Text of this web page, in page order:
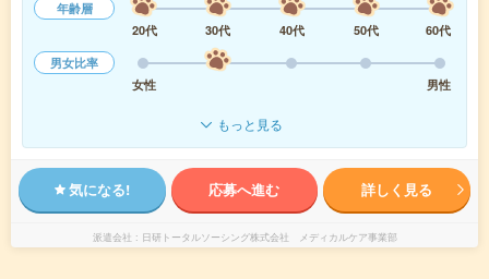
年齢層
20代
30代 40代 50代
60代
男女比率
女性
男性
もっと見る
気になる! 応募へ進む 詳しく見る
派遣会社 日研トータルソーシング株式会社 メディカルケア事業部